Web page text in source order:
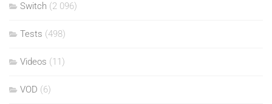
Switch (2 096)
Tests (498)
Videos (11)
VOD (6)